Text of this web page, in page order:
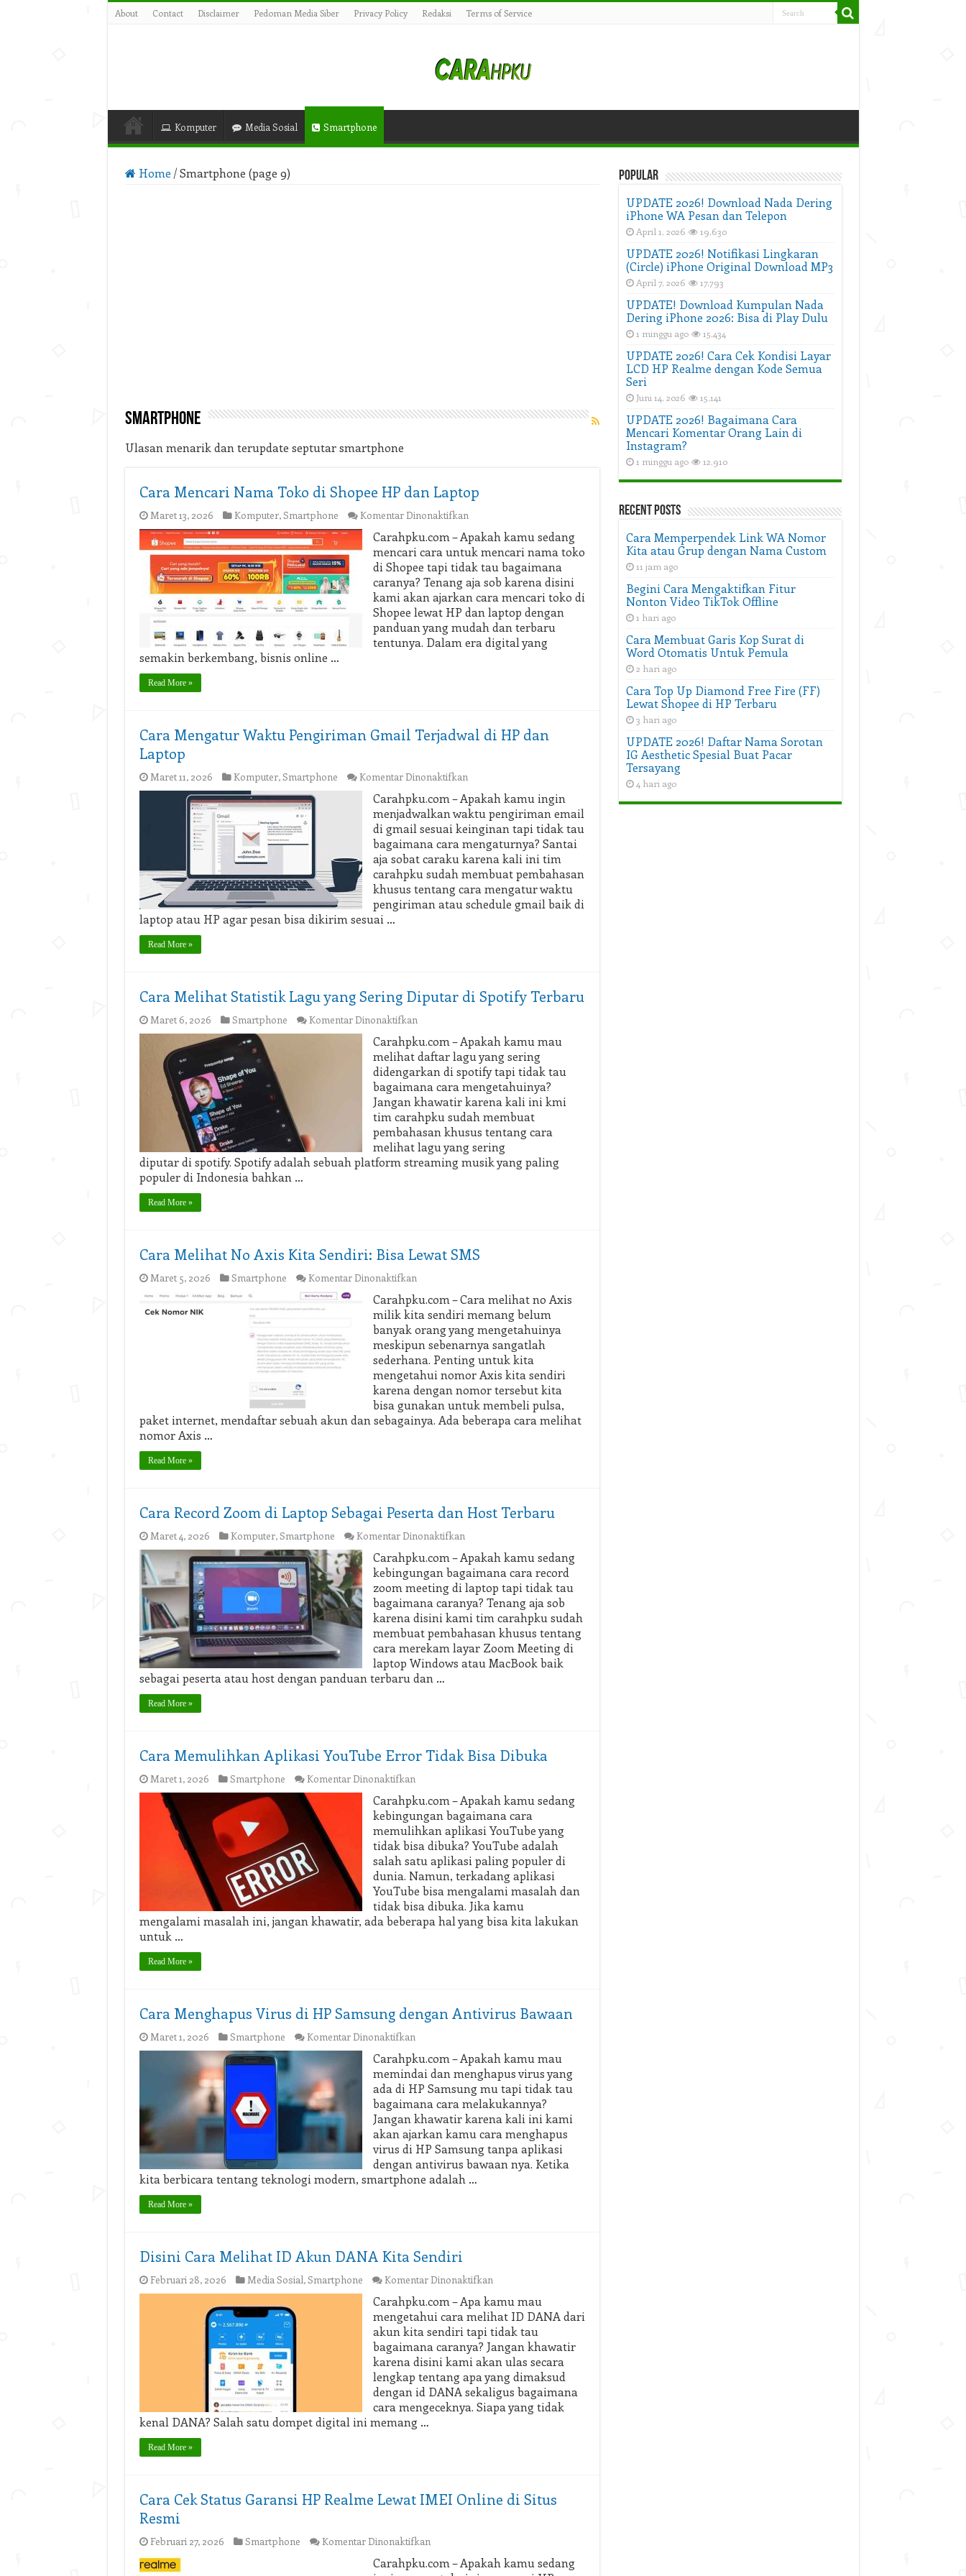
About Contact Disclaimer Pedoman Media Siber Privacy Policy Redaksi Terms of Service
Komputer Media Sosial Smartphone
Home /Smartphone (page 9)
Smartphone
Ulasan menarik dan terupdate septutar smartphone
Cara Mencari Nama Toko di Shopee HP dan Laptop
Maret 13, 2026 Komputer,Smartphone Komentar Dinonaktifkanpada
Mencari
Nama
Toko
di
Shopee
HP
dan
Laptop
Carahpku.com – Apakah kamu sedang
mencari cara untuk mencari nama toko
di Shopee tapi tidak tau bagaimana
caranya? Tenang aja sob karena disini
kami akan ajarkan cara mencari toko di
Shopee lewat HP dan laptop dengan
panduan yang mudah dan terbaru
tentunya. Dalam era digital yang
semakin berkembang, bisnis online …
Read More »
Cara Mengatur Waktu Pengiriman Gmail Terjadwal di HP dan
Laptop
Maret 11, 2026 Komputer,Smartphone Komentar Dinonaktifkanpada
Mengatur
Waktu
Pengiriman
Gmail
Terjadwal
di
HP
dan
Laptop
Carahpku.com – Apakah kamu ingin
menjadwalkan waktu pengiriman email
di gmail sesuai keinginan tapi tidak tau
bagaimana cara mengaturnya? Santai
aja sobat caraku karena kali ini tim
carahpku sudah membuat pembahasan
khusus tentang cara mengatur waktu
pengiriman atau schedule gmail baik di
laptop atau HP agar pesan bisa dikirim sesuai …
Read More »
Cara Melihat Statistik Lagu yang Sering Diputar di Spotify Terbaru
Maret 6, 2026 Smartphone Komentar Dinonaktifkanpada
Melihat
Statistik
Lagu
yang
Sering
Diputar
di Spotify
Terbaru
Carahpku.com – Apakah kamu mau
melihat daftar lagu yang sering
didengarkan di spotify tapi tidak tau
bagaimana cara mengetahuinya?
Jangan khawatir karena kali ini kmi
tim carahpku sudah membuat
pembahasan khusus tentang cara
melihat lagu yang sering
diputar di spotify. Spotify adalah sebuah platform streaming musik yang paling
populer di Indonesia bahkan …
Read More »
Cara Melihat No Axis Kita Sendiri: Bisa Lewat SMS
Maret 5, 2026 Smartphone Komentar Dinonaktifkanpada
Melihat
No
Axis
Kita
Sendiri:
Bisa
Lewat
SMS
Carahpku.com – Cara melihat no Axis
milik kita sendiri memang belum
banyak orang yang mengetahuinya
meskipun sebenarnya sangatlah
sederhana. Penting untuk kita
mengetahui nomor Axis kita sendiri
karena dengan nomor tersebut kita
bisa gunakan untuk membeli pulsa,
paket internet, mendaftar sebuah akun dan sebagainya. Ada beberapa cara melihat
nomor Axis …
Read More »
Cara Record Zoom di Laptop Sebagai Peserta dan Host Terbaru
Maret 4, 2026 Komputer,Smartphone Komentar Dinonaktifkanpada
Record
Zoom
di
Laptop
Sebagai
Peserta
dan
Host
Terbaru
Carahpku.com – Apakah kamu sedang
kebingungan bagaimana cara record
zoom meeting di laptop tapi tidak tau
bagaimana caranya? Tenang aja sob
karena disini kami tim carahpku sudah
membuat pembahasan khusus tentang
cara merekam layar Zoom Meeting di
laptop Windows atau MacBook baik
sebagai peserta atau host dengan panduan terbaru dan …
Read More »
Cara Memulihkan Aplikasi YouTube Error Tidak Bisa Dibuka
Maret 1, 2026 Smartphone Komentar Dinonaktifkanpada
Memulihkan
Aplikasi
YouTube
Error
Tidak
Bisa
Dibuka
Carahpku.com – Apakah kamu sedang
kebingungan bagaimana cara
memulihkan aplikasi YouTube yang
tidak bisa dibuka? YouTube adalah
salah satu aplikasi paling populer di
dunia. Namun, terkadang aplikasi
YouTube bisa mengalami masalah dan
tidak bisa dibuka. Jika kamu
mengalami masalah ini, jangan khawatir, ada beberapa hal yang bisa kita lakukan
untuk …
Read More »
Cara Menghapus Virus di HP Samsung dengan Antivirus Bawaan
Maret 1, 2026 Smartphone Komentar Dinonaktifkanpada
Menghapus
Virus
di
HP
Samsung
dengan
Antivirus
Bawaan
Carahpku.com – Apakah kamu mau
memindai dan menghapus virus yang
ada di HP Samsung mu tapi tidak tau
bagaimana cara melakukannya?
Jangan khawatir karena kali ini kami
akan ajarkan kamu cara menghapus
virus di HP Samsung tanpa aplikasi
dengan antivirus bawaan nya. Ketika
kita berbicara tentang teknologi modern, smartphone adalah …
Read More »
Disini Cara Melihat ID Akun DANA Kita Sendiri
Februari 28, 2026 Media Sosial,Smartphone Komentar Dinonaktifkanpada
Cara
Melihat
ID
Akun
DANA
Kita
Sendiri
Carahpku.com – Apa kamu mau
mengetahui cara melihat ID DANA dari
akun kita sendiri tapi tidak tau
bagaimana caranya? Jangan khawatir
karena disini kami akan ulas secara
lengkap tentang apa yang dimaksud
dengan id DANA sekaligus bagaimana
cara mengeceknya. Siapa yang tidak
kenal DANA? Salah satu dompet digital ini memang …
Read More »
Cara Cek Status Garansi HP Realme Lewat IMEI Online di Situs
Resmi
Februari 27, 2026 Smartphone Komentar Dinonaktifkanpada
Cek
Carahpku.com – Apakah kamu sedang
Popular
UPDATE 2026! Download Nada Dering
iPhone WA Pesan dan Telepon
April 1, 2026 19,630
UPDATE 2026! Notifikasi Lingkaran
(Circle) iPhone Original Download MP3
April 7, 2026 17,793
UPDATE! Download Kumpulan Nada
Dering iPhone 2026: Bisa di Play Dulu
1 minggu ago 15,434
UPDATE 2026! Cara Cek Kondisi Layar
LCD HP Realme dengan Kode Semua
Seri
Juni 14, 2026 15,141
UPDATE 2026! Bagaimana Cara
Mencari Komentar Orang Lain di
Instagram?
1 minggu ago 12,910
Recent Posts
Cara Memperpendek Link WA Nomor
Kita atau Grup dengan Nama Custom
11 jam ago
Begini Cara Mengaktifkan Fitur
Nonton Video TikTok Offline
1 hari ago
Cara Membuat Garis Kop Surat di
Word Otomatis Untuk Pemula
2 hari ago
Cara Top Up Diamond Free Fire (FF)
Lewat Shopee di HP Terbaru
3 hari ago
UPDATE 2026! Daftar Nama Sorotan
IG Aesthetic Spesial Buat Pacar
Tersayang
4 hari ago